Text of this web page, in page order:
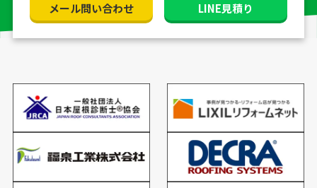
メール問い合わせ LINE見積り